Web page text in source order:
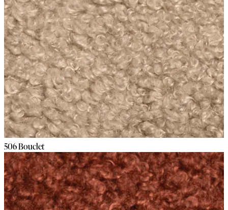
506 Bouclet